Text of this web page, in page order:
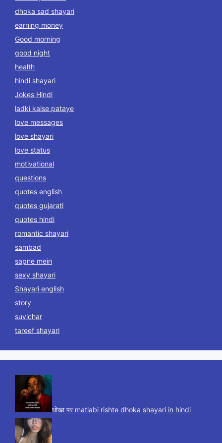
dhoka sad shayari
earning money
Good morning
good night
health
hindi shayari
Jokes Hindi
ladki kaise pataye
love messages
love shayari
love status
motivational
questions
quotes english
quotes gujarati
quotes hindi
romantic shayari
sambad
sapne mein
sexy shayari
Shayari english
story
suvichar
tareef shayari
धोखा पर matlabi rishte dhoka shayari in hindi